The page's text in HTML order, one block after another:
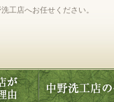
工店へお任せください。